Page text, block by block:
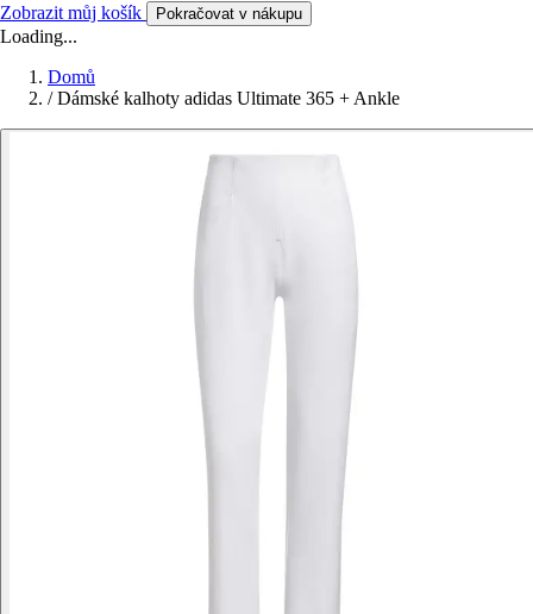
Zobrazit můj košík Pokračovat v nákupu
Loading...
Domů
/ Dámské kalhoty adidas Ultimate 365 + Ankle